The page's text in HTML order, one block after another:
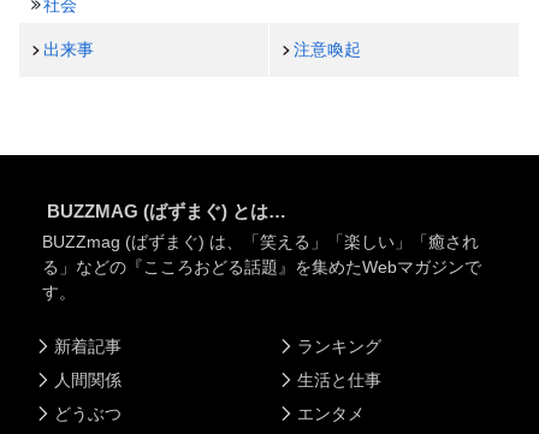
社会
出来事 注意喚起
BUZZMAG (ばずまぐ) とは…
BUZZmag (ばずまぐ) は、「笑える」「楽しい」「癒され
る」などの『こころおどる話題』を集めたWebマガジンで
す。
新着記事
人間関係
どうぶつ
ランキング
生活と仕事
エンタメ